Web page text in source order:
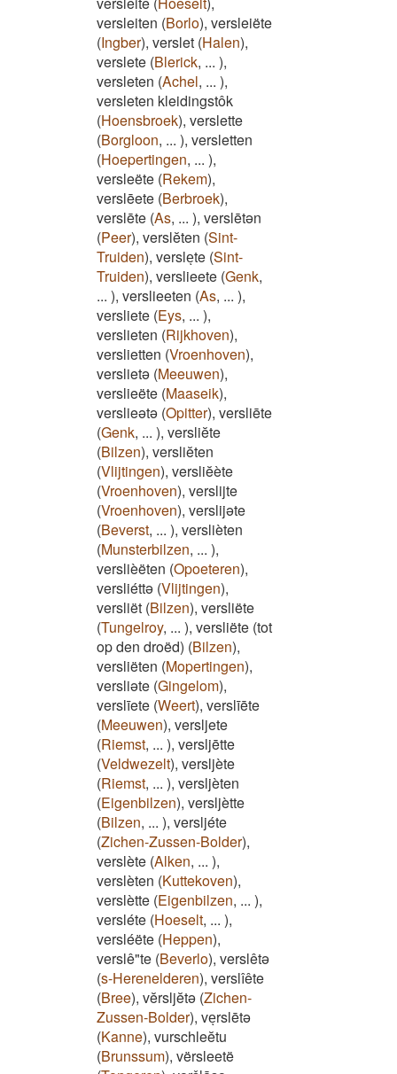
versleiten (Borlo), versleiëte
(Ingber), verslet (Halen),
verslete (Blerick, ... ),
versleten (Achel, ... ),
versleten kleidingstôk
(Hoensbroek), verslette
(Borgloon, ... ), versletten
(Hoepertingen, ... ),
versleëte (Rekem),
verslēete (Berbroek),
verslēte (As, ... ), verslētən
(Peer), verslĕten (Sint-
Truiden), versleͅte (Sint-
Truiden), verslieete (Genk,
... ), verslieeten (As, ... ),
versliete (Eys, ... ),
verslieten (Rijkhoven),
verslietten (Vroenhoven),
verslietə (Meeuwen),
verslieëte (Maaseik),
verslieətə (Opitter), versliēte
(Genk, ... ), versliĕte
(Bilzen), versliĕten
(Vlijtingen), versliĕète
(Vroenhoven), verslijte
(Vroenhoven), verslijəte
(Beverst, ... ), verslièten
(Munsterbilzen, ... ),
verslièëten (Opoeteren),
versliéttə (Vlijtingen),
versliët (Bilzen), versliëte
(Tungelroy, ... ), versliëte (tot
op den droëd) (Bilzen),
versliëten (Mopertingen),
versliəte (Gingelom),
verslīete (Weert), verslīēte
(Meeuwen), versljete
(Riemst, ... ), versljētte
(Veldwezelt), versljète
(Riemst, ... ), versljèten
(Eigenbilzen), versljètte
(Bilzen, ... ), versljéte
(Zichen-Zussen-Bolder),
verslète (Alken, ... ),
verslèten (Kuttekoven),
verslètte (Eigenbilzen, ... ),
versléte (Hoeselt, ... ),
versléëte (Heppen),
verslê"te (Beverlo), verslêtə
(s-Herenelderen), verslîête
(Bree), vĕrsljĕtə (Zichen-
Zussen-Bolder), veͅrslētə
(Kanne), vurschleĕtu
(Brunssum), vërsleetë